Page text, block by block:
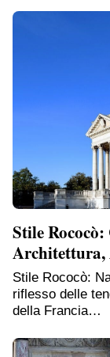
Stile
Architettura,
Stile Rococò:
riflesso delle
della Francia…